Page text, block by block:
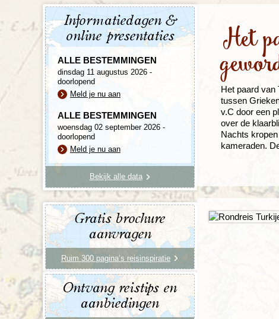
Het
Het paard van
tussen
v.C door een
over de
Nachts
kameraden.
Informatiedagen &
online presentaties
ALLE BESTEMMINGEN
dinsdag 11 augustus 2026 -
doorlopend
Meld je nu aan
ALLE BESTEMMINGEN
woensdag 02 september 2026 -
doorlopend
Meld je nu aan
Bekijk alle data
Gratis brochure
aanvragen
Ruim 300 pagina’s reisinspiratie
Ontvang reistips en
aanbiedingen